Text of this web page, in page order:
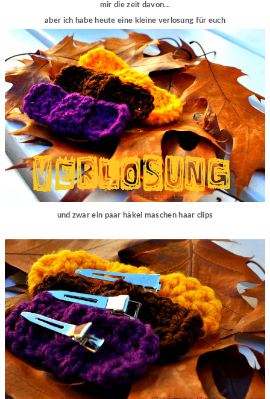
mir die zeit davon...
aber ich habe heute eine kleine verlosung für euch
und zwar ein paar häkel maschen haar clips